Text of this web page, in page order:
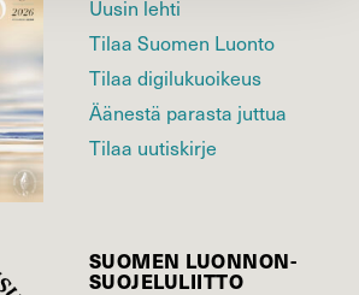
Uusin lehti
Tilaa Suomen Luonto
Tilaa digilukuoikeus
Äänestä parasta juttua
Tilaa uutiskirje
SUOMEN LUONNON­
SUOJELU­LIITTO